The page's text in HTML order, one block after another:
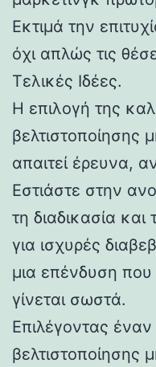
Εκτιμά την
όχι απλώς τις
Τελικές Ιδέες.
Η επιλογή της
απαιτεί έρευνα,
Εστιάστε στην
τη διαδικασία
για ισχυρές
μια επένδυση που
γίνεται σωστά.
Επιλέγοντας